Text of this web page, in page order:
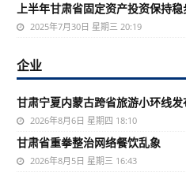
上半年甘肃省固定资产投资保持稳
2025年7月30日 星期三 20:19
企业
甘肃宁夏内蒙古跨省旅游小环线发
2026年8月6日 星期四 18:10
甘肃省重拳整治网络餐饮乱象
2026年8月5日 星期三 16:43